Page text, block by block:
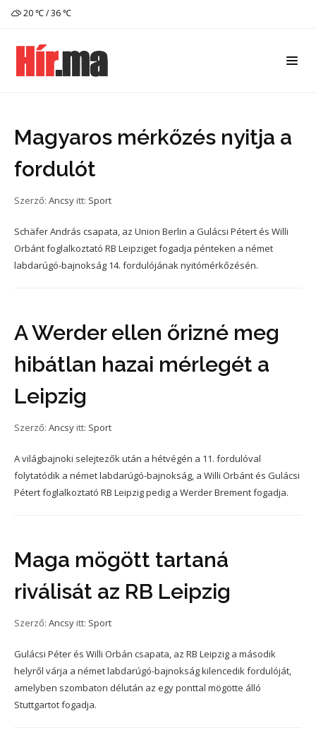
20 ℃ / 36 ℃
Magyaros mérkőzés nyitja a
fordulót
Szerző: Ancsy itt: Sport
Schäfer András csapata, az Union Berlin a Gulácsi Pétert és Willi
Orbánt foglalkoztató RB Leipziget fogadja pénteken a német
labdarúgó-bajnokság 14. fordulójának nyitómérkőzésén.
A Werder ellen őrizné meg
hibátlan hazai mérlegét a
Leipzig
Szerző: Ancsy itt: Sport
A világbajnoki selejtezők után a hétvégén a 11. fordulóval
folytatódik a német labdarúgó-bajnokság, a Willi Orbánt és Gulácsi
Pétert foglalkoztató RB Leipzig pedig a Werder Brement fogadja.
Maga mögött tartaná
riválisát az RB Leipzig
Szerző: Ancsy itt: Sport
Gulácsi Péter és Willi Orbán csapata, az RB Leipzig a második
helyről várja a német labdarúgó-bajnokság kilencedik fordulóját,
amelyben szombaton délután az egy ponttal mögötte álló
Stuttgartot fogadja.